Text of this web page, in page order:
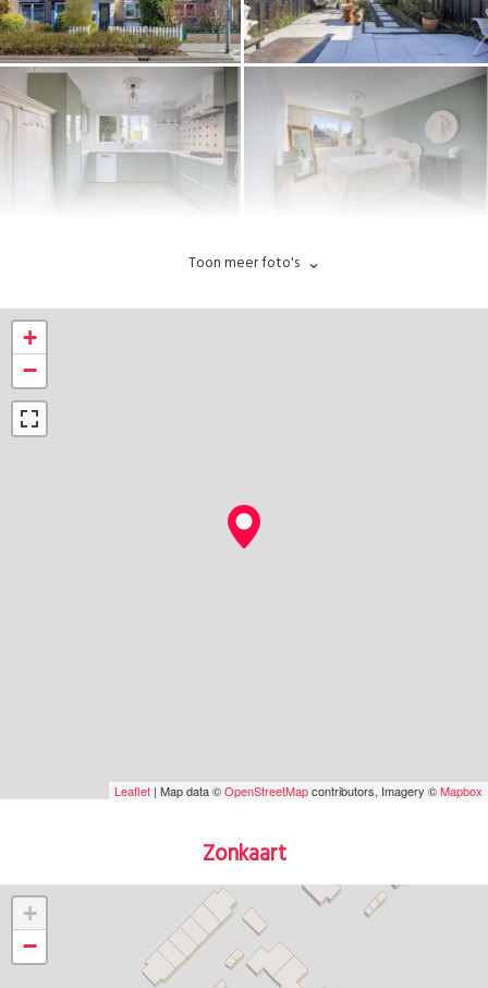
Toon meer foto's
+
−
Leaflet | Map data ©OpenStreetMapcontributors, Imagery ©Mapbox
Zonkaart
+
−